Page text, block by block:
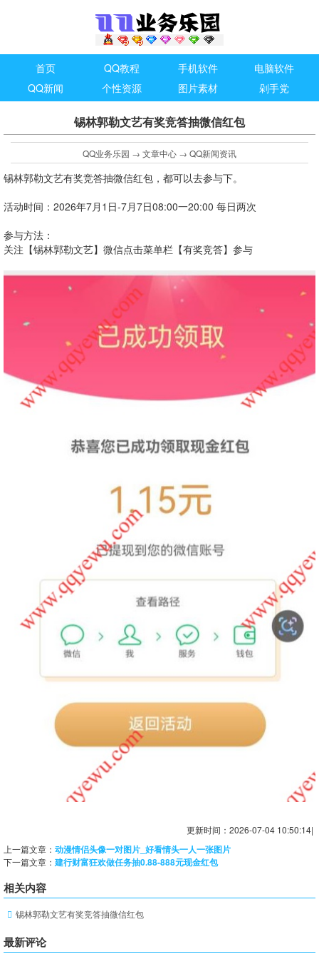
首页 QQ教程 手机软件
电脑软件
QQ新闻
个性资源 图片素材 剁手党
锡林郭勒文艺有奖竞答抽微信红包
QQ业务乐园 → 文章中心 → QQ新闻资讯
锡林郭勒文艺有奖竞答抽微信红包，都可以去参与下。
活动时间：2026年7月1日-7月7日08:00一20:00 每日两次
参与方法：
关注【锡林郭勒文艺】微信点击菜单栏【有奖竞答】参与
更新时间：2026-07-04 10:50:14|
上一篇文章： 动漫情侣头像一对图片_好看情头一人一张图片
下一篇文章： 建行财富狂欢做任务抽0.88-888元现金红包
相关内容
锡林郭勒文艺有奖竞答抽微信红包
最新评论